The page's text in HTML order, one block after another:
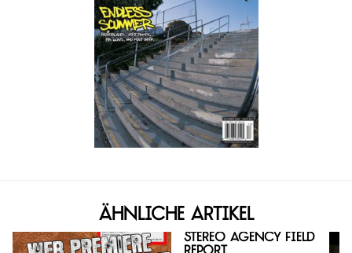
Ähnliche Artikel
Stereo Agency Field